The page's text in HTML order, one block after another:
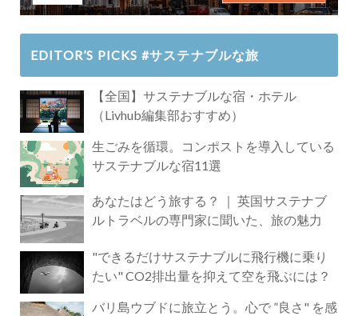
EDITOR’S PICKS #サステナブルな旅
【全国】サステナブルな宿・ホテル
（Livhub編集部おすすめ）
生ごみを循環。コンポストを導入している
サステナブルな宿11選
あなたはどう旅する？ ｜ 英国サステナブ
ルトラベルの専門家に聞いた、旅の魅力
"できるだけサステナブルに飛行機に乗り
たい" CO2排出量を抑えて空を飛ぶには？
バリ島ウブドに旅立とう。心で ”良さ" を感